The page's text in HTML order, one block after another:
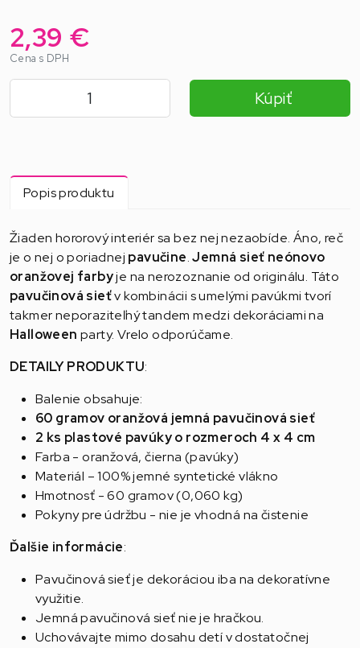
2,39 €
Cena s DPH
Kúpiť
Popis produktu
Žiaden hororový interiér sa bez nej nezaobíde. Áno, reč
je o nej o poriadnej pavučine.Jemná sieť neónovo
oranžovej farbyje na nerozoznanie od originálu. Táto
pavučinová sieťv kombinácii s umelými pavúkmi tvorí
takmer neporaziteľný tandem medzi dekoráciami na
Halloween party. Vrelo odporúčame.
DETAILY PRODUKTU:
Balenie obsahuje:
60 gramov oranžová jemná pavučinová sieť
2 ks plastové pavúky o rozmeroch 4 x 4 cm
Farba - oranžová, čierna (pavúky)
Materiál – 100% jemné syntetické vlákno
Hmotnosť - 60 gramov (0,060 kg)
Pokyny pre údržbu - nie je vhodná na čistenie
Ďalšie informácie:
Pavučinová sieť je dekoráciou iba na dekoratívne
využitie.
Jemná pavučinová sieť nie je hračkou.
Uchovávajte mimo dosahu detí v dostatočnej